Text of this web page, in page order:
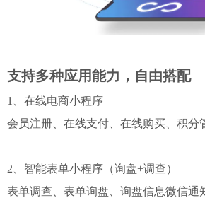
支持多种应用能力，自由搭配
1、在线电商小程序
会员注册、在线支付、在线购买、积分
2、智能表单小程序（询盘+调查）
表单调查、表单询盘、询盘信息微信通